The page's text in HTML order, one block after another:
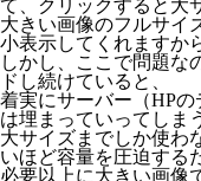
て、クリックすると大
大きい画像のフルサイ
小表示してくれますか
しかし、ここで問題な
ドし続けていると、
着実にサーバー（HP
は埋まっていってしま
大サイズまでしか使わ
いほど容量を圧迫する
必要以上に大きい画像